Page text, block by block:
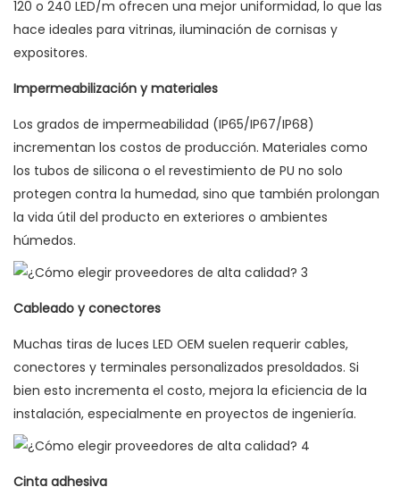
120 o 240 LED/m ofrecen una mejor uniformidad, lo que las
hace ideales para vitrinas, iluminación de cornisas y
expositores.
Impermeabilización y materiales
Los grados de impermeabilidad (IP65/IP67/IP68)
incrementan los costos de producción. Materiales como
los tubos de silicona o el revestimiento de PU no solo
protegen contra la humedad, sino que también prolongan
la vida útil del producto en exteriores o ambientes
húmedos.
Cableado y conectores
Muchas tiras de luces LED OEM suelen requerir cables,
conectores y terminales personalizados presoldados. Si
bien esto incrementa el costo, mejora la eficiencia de la
instalación, especialmente en proyectos de ingeniería.
Cinta adhesiva